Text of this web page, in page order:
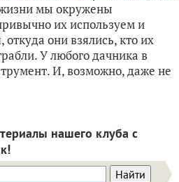
мы окружены
их используем и
они взялись, кто их
У любого дачника в
И, возможно, даже не
нашего клуба с